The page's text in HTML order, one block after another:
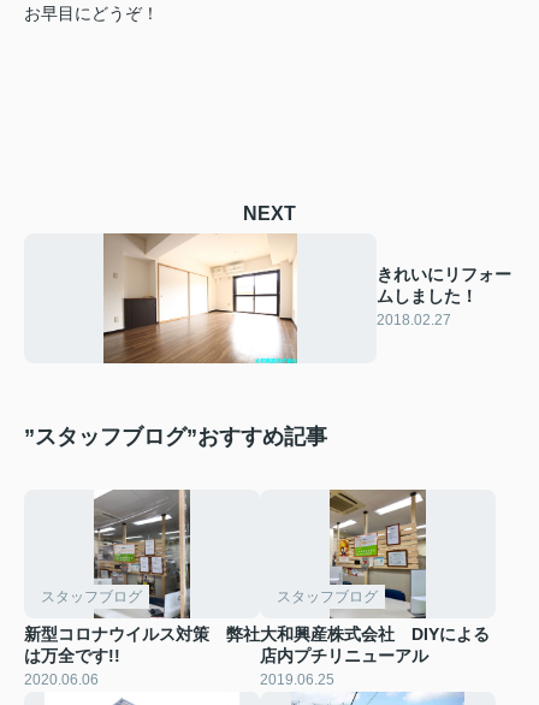
お早目にどうぞ！
NEXT
きれいにリフォー
ムしました！
2018.02.27
”スタッフブログ”おすすめ記事
スタッフブログ
新型コロナウイルス対策 弊社
は万全です!!
2020.06.06
スタッフブログ
大和興産株式会社 DIYによる
店内プチリニューアル
2019.06.25